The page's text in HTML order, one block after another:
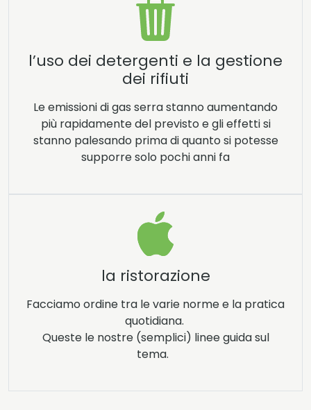
l’uso dei detergenti e la gestione
dei rifiuti
Le emissioni di gas serra stanno aumentando
più rapidamente del previsto e gli effetti si
stanno palesando prima di quanto si potesse
supporre solo pochi anni fa
la ristorazione
Facciamo ordine tra le varie norme e la pratica
quotidiana.
Queste le nostre (semplici) linee guida sul
tema.